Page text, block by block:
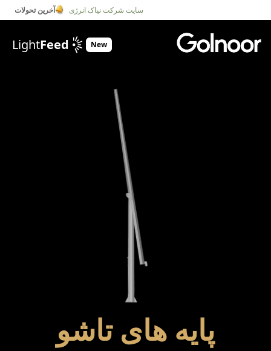
سایت شرکت نیاک انرژی آخرین تحولات
New
LightFeed
پایه های تاشو